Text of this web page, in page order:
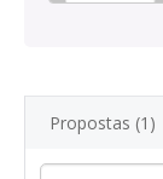
Propostas (1)